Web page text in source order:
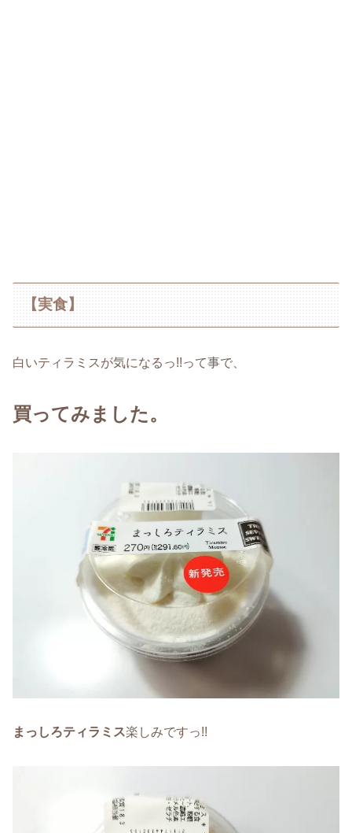
【実食】
白いティラミスが気になるっ!!って事で、
買ってみました。
まっしろティラミス楽しみですっ!!